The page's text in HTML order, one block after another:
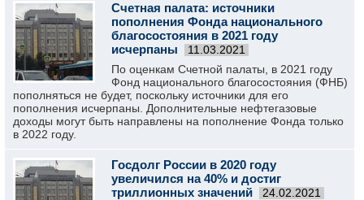
Счетная палата: источники
пополнения Фонда национального
благосостояния в 2021 году
исчерпаны
11.03.2021
По оценкам Счетной палаты, в 2021 году
Фонд национального благосостояния (ФНБ)
пополняться не будет, поскольку источники для его
пополнения исчерпаны. Дополнительные нефтегазовые
доходы могут быть направлены на пополнение Фонда только
в 2022 году.
Госдолг России в 2020 году
увеличился на 40% и достиг
триллионных значений
24.02.2021